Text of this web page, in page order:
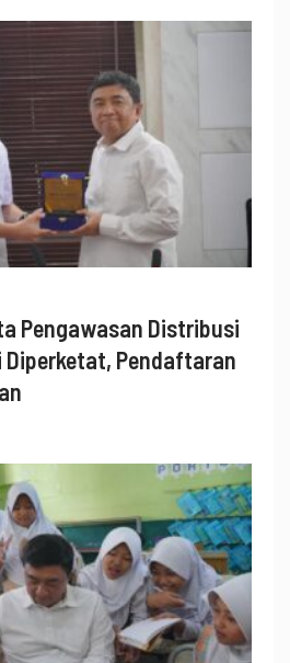
Pengawasan Distribusi
Diperketat, Pendaftaran